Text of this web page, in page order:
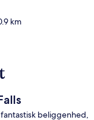
km
beliggenhed,